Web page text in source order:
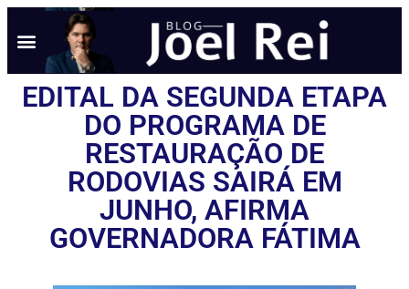
EDITAL DA SEGUNDA ETAPA
DO PROGRAMA DE
RESTAURAÇÃO DE
RODOVIAS SAIRÁ EM
JUNHO, AFIRMA
GOVERNADORA FÁTIMA